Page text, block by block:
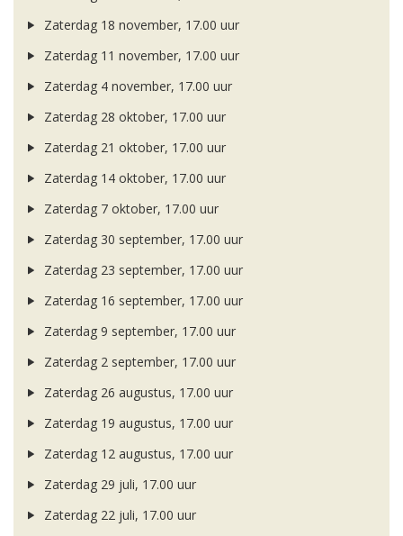
Zaterdag 18 november, 17.00 uur
Zaterdag 11 november, 17.00 uur
Zaterdag 4 november, 17.00 uur
Zaterdag 28 oktober, 17.00 uur
Zaterdag 21 oktober, 17.00 uur
Zaterdag 14 oktober, 17.00 uur
Zaterdag 7 oktober, 17.00 uur
Zaterdag 30 september, 17.00 uur
Zaterdag 23 september, 17.00 uur
Zaterdag 16 september, 17.00 uur
Zaterdag 9 september, 17.00 uur
Zaterdag 2 september, 17.00 uur
Zaterdag 26 augustus, 17.00 uur
Zaterdag 19 augustus, 17.00 uur
Zaterdag 12 augustus, 17.00 uur
Zaterdag 29 juli, 17.00 uur
Zaterdag 22 juli, 17.00 uur